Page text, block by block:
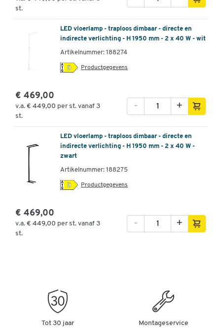
st.
LED vloerlamp - traploos dimbaar - directe en
indirecte verlichting - H 1950 mm - 2 x 40 W - wit
Artikelnummer: 188274
Productgegevens
€ 469,00
v.a. € 449,00 per st. vanaf 3
st.
+
-
LED vloerlamp - traploos dimbaar - directe en
indirecte verlichting - H 1950 mm - 2 x 40 W -
zwart
Artikelnummer: 188275
Productgegevens
€ 469,00
v.a. € 449,00 per st. vanaf 3
st.
+
-
Tot 30 jaar
Montageservice